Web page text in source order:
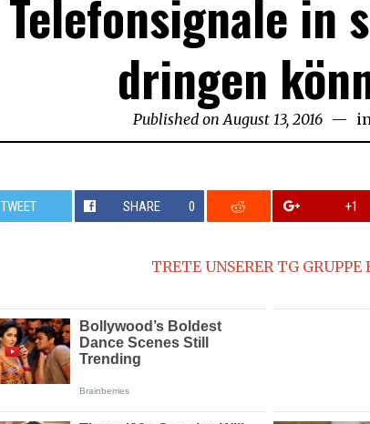
Telefonsignale in
dringen
Published on August 13, 2016
TWEET SHARE 0 +1
TRETE UNSERER TG GRUPPE